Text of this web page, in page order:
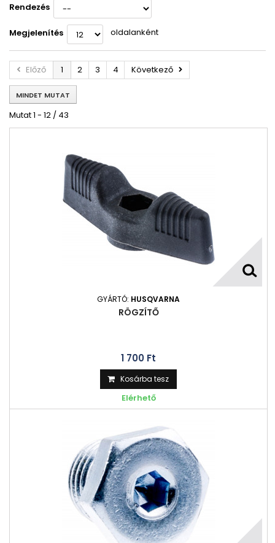
Rendezés
Megjelenítés oldalanként
Előző 1 2 3 4 Következő
MINDET MUTAT
Mutat 1 - 12 / 43
GYÁRTÓ: HUSQVARNA
RÖGZÍTŐ
1 700 Ft‎
Kosárba tesz
Elérhető